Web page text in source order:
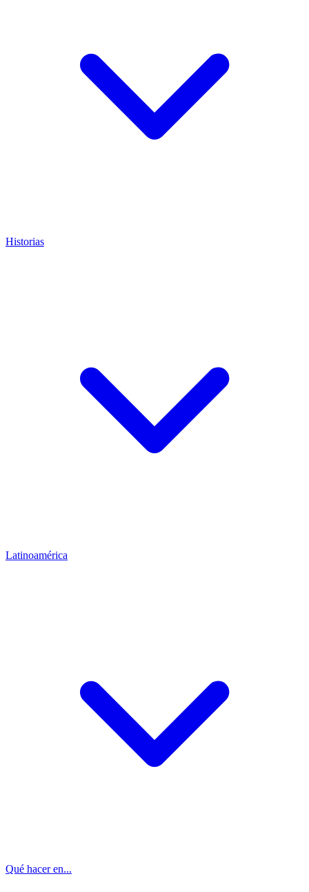
Historias
Latinoamérica
Qué hacer en...